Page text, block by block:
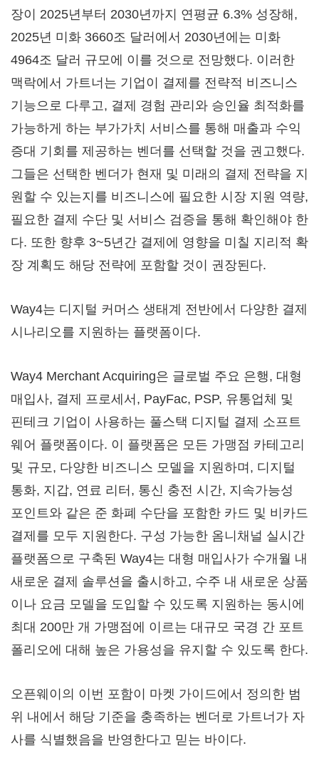
장이 2025년부터 2030년까지 연평균 6.3% 성장해,
2025년 미화 3660조 달러에서 2030년에는 미화
4964조 달러 규모에 이를 것으로 전망했다. 이러한
맥락에서 가트너는 기업이 결제를 전략적 비즈니스
기능으로 다루고, 결제 경험 관리와 승인율 최적화를
가능하게 하는 부가가치 서비스를 통해 매출과 수익
증대 기회를 제공하는 벤더를 선택할 것을 권고했다.
그들은 선택한 벤더가 현재 및 미래의 결제 전략을 지
원할 수 있는지를 비즈니스에 필요한 시장 지원 역량,
필요한 결제 수단 및 서비스 검증을 통해 확인해야 한
다. 또한 향후 3~5년간 결제에 영향을 미칠 지리적 확
장 계획도 해당 전략에 포함할 것이 권장된다.
Way4는 디지털 커머스 생태계 전반에서 다양한 결제
시나리오를 지원하는 플랫폼이다.
Way4 Merchant Acquiring은 글로벌 주요 은행, 대형
매입사, 결제 프로세서, PayFac, PSP, 유통업체 및
핀테크 기업이 사용하는 풀스택 디지털 결제 소프트
웨어 플랫폼이다. 이 플랫폼은 모든 가맹점 카테고리
및 규모, 다양한 비즈니스 모델을 지원하며, 디지털
통화, 지갑, 연료 리터, 통신 충전 시간, 지속가능성
포인트와 같은 준 화폐 수단을 포함한 카드 및 비카드
결제를 모두 지원한다. 구성 가능한 옴니채널 실시간
플랫폼으로 구축된 Way4는 대형 매입사가 수개월 내
새로운 결제 솔루션을 출시하고, 수주 내 새로운 상품
이나 요금 모델을 도입할 수 있도록 지원하는 동시에
최대 200만 개 가맹점에 이르는 대규모 국경 간 포트
폴리오에 대해 높은 가용성을 유지할 수 있도록 한다.
오픈웨이의 이번 포함이 마켓 가이드에서 정의한 범
위 내에서 해당 기준을 충족하는 벤더로 가트너가 자
사를 식별했음을 반영한다고 믿는 바이다.